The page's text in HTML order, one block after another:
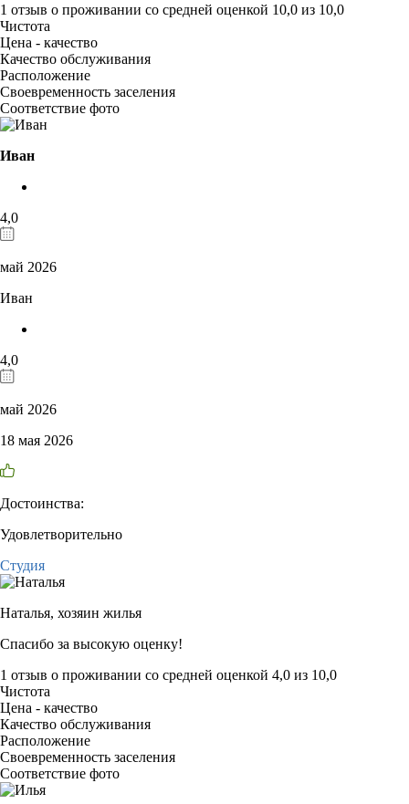
1 отзыв о проживании со средней оценкой 10,0 из 10,0
Чистота
Цена - качество
Качество обслуживания
Расположение
Своевременность заселения
Соответствие фото
Иван
4,0
май 2026
Иван
4,0
май 2026
18 мая 2026
Достоинства:
Удовлетворительно
Студия
Наталья, хозяин жилья
Спасибо за высокую оценку!
1 отзыв о проживании со средней оценкой 4,0 из 10,0
Чистота
Цена - качество
Качество обслуживания
Расположение
Своевременность заселения
Соответствие фото